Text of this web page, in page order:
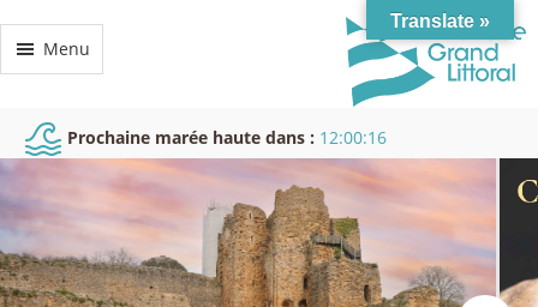
Menu
Prochaine marée haute dans : 12:00:15
Translate »